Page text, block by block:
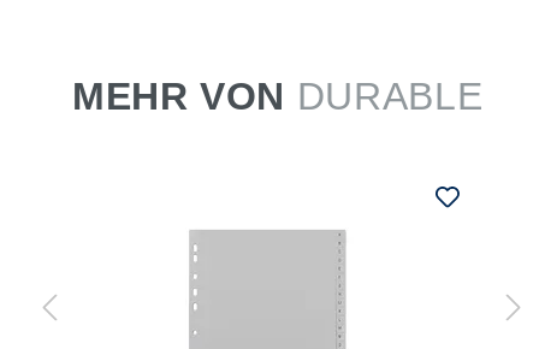
MEHR VON DURABLE